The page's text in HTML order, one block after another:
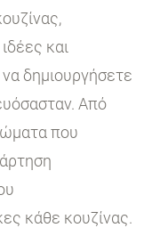
και
δημιουργήσετε
Από
που
κάθε κουζίνας.